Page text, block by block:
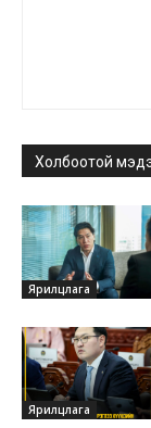
Холбоотой
Ярилцлага
Ярилцлага